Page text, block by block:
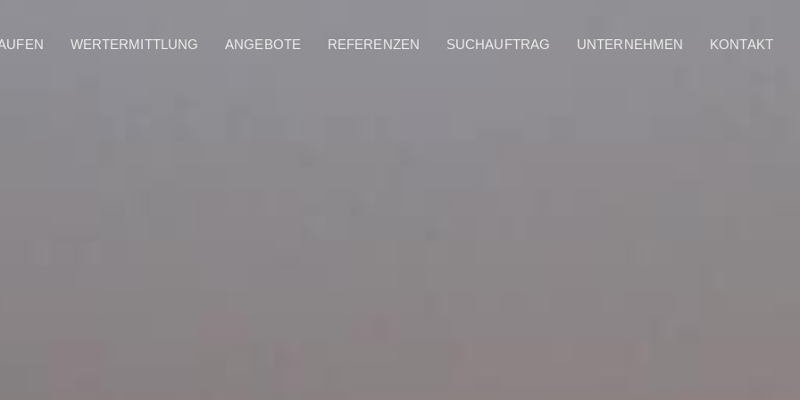
WERTERMITTLUNG ANGEBOTE REFERENZEN SUCHAUFTRAG UNTERNEHMEN KONTAKT